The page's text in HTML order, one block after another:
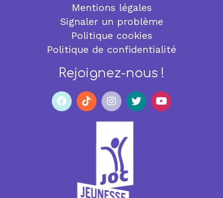
Mentions légales
Signaler un problème
Politique cookies
Politique de confidentialité
Rejoignez-nous !